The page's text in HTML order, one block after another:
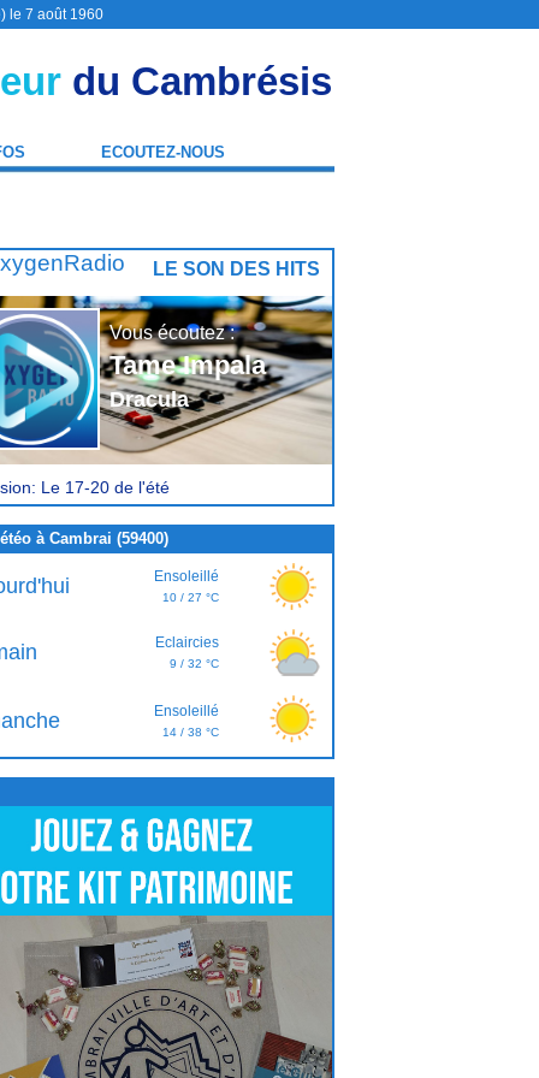
le 7 août 1960
du Cambrésis
ECOUTEZ-NOUS
LE SON DES HITS
Vous écoutez :
Tame Impala
Dracula
Le 17-20 de l'été
à Cambrai (59400)
Ensoleillé
10 / 27 °C
Eclaircies
9 / 32 °C
Ensoleillé
14 / 38 °C